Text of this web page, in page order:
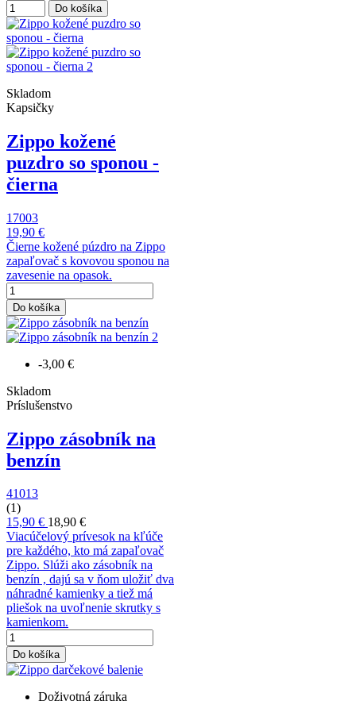
Do košíka
Skladom
Kapsičky
Zippo kožené
puzdro so sponou -
čierna
17003
19,90 €
Čierne kožené púzdro na Zippo
zapaľovač s kovovou sponou na
zavesenie na opasok.
Do košíka
-3,00 €
Skladom
Príslušenstvo
Zippo zásobník na
benzín
41013
(1)
15,90 € 18,90 €
Viacúčelový prívesok na kľúče
pre každého, kto má zapaľovač
Zippo. Slúži ako zásobník na
benzín , dajú sa v ňom uložiť dva
náhradné kamienky a tiež má
pliešok na uvoľnenie skrutky s
kamienkom.
Do košíka
Doživotná záruka